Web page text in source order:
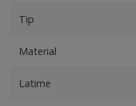
Tip
Material
Latime